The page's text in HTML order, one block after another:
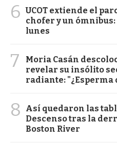
6 UCOT extiende el
chofer y un
lunes
7
Moria Casán
revelar su insólito
radiante: "¿Esperma
8
Así quedaron las
Descenso tras la
Boston River